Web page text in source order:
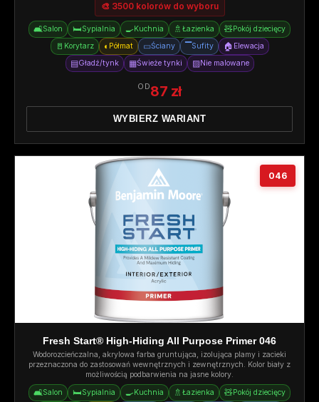
🎨 3500 kolorów do wyboru
🛋️Salon 🛏️Sypialnia 🍳Kuchnia 🚿 Łazienka 🧸Pokój dziecięcy
🚪 Korytarz ◐ Półmat ▭Ściany ▔Sufity 🏠 Elewacja
▤Gładź/tynk ▦Świeże tynki ▨Nie malowane
OD87 zł
WYBIERZ WARIANT
046
Fresh Start® High-Hiding All Purpose Primer 046
Wodorozcieńczalna, akrylowa farba gruntująca, izolująca plamy i zacieki
przeznaczona do zastosowań wewnętrznych i zewnętrznych. Kolor biały z
możliwością podbarwienia na jasne kolory.
🛋️Salon 🛏️Sypialnia 🍳Kuchnia 🚿 Łazienka 🧸Pokój dziecięcy